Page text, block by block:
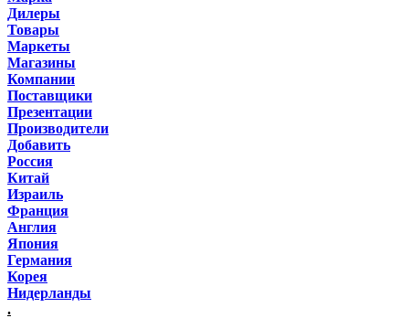
Дилеры
Товары
Маркеты
Магазины
Компании
Поставщики
Презентации
Производители
Добавить
Россия
Китай
Израиль
Франция
Англия
Япония
Германия
Корея
Нидерланды
.